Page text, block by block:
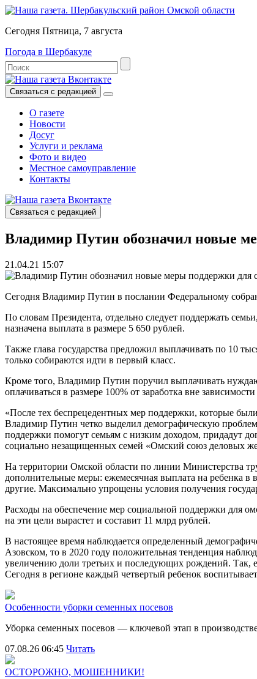
Сегодня Пятница, 7 августа
Погода в Шербакуле
Связаться с редакцией
О газете
Новости
Досуг
Услуги и реклама
Фото и видео
Местное самоуправление
Контакты
Связаться с редакцией
Владимир Путин обозначил новые
21.04.21 15:07
Сегодня Владимир Путин в послании Федеральному
По словам Президента, отдельно следует поддержать
назначена выплата в размере 5 650 рублей.
Также глава государства предложил выплачивать по 10
только собираются идти в первый класс.
Кроме того, Владимир Путин поручил выплачивать
оплачиваться в размере 100% от заработка вне
«После тех беспрецедентных мер поддержки, которые
Владимир Путин четко выделил демографическую
поддержки помогут семьям с низким доходом, придадут
социально незащищенных семей «Омский союз деловых
На территории Омской области по линии Министерства
дополнительные меры: ежемесячная выплата на ребенка в
другие. Максимально упрощены условия получения
Расходы на обеспечение мер социальной поддержки для
на эти цели вырастет и составит 11 млрд рублей.
В настоящее время наблюдается определенный
Азовском, то в 2020 году положительная тенденция
увеличению доли третьих и последующих рождений. Так,
Сегодня в регионе каждый четвертый ребенок
Особенности уборки семенных посевов
Уборка семенных посевов — ключевой этап в
07.08.26 06:45 Читать
ОСТОРОЖНО, МОШЕННИКИ!